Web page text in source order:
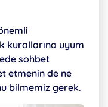
kurallarına uyum
sohbet
etmenin de ne
bilmemiz gerek.